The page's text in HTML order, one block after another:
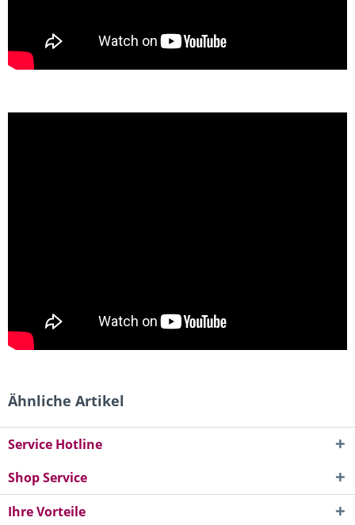
Ähnliche Artikel
Service Hotline
Shop Service
Ihre Vorteile